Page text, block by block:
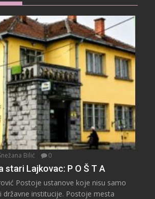
Bilić 0
stari Lajkovac: P O Š T A
Postoje ustanove koje nisu samo
državne institucije. Postoje mesta